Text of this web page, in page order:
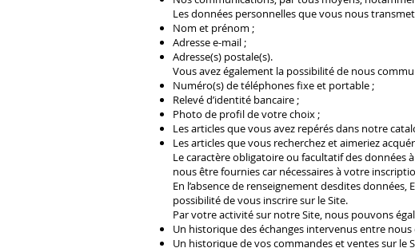
Les données personnelles que vous nous
Nom et prénom ;
Adresse e-mail ;
Adresse(s) postale(s).
Vous avez également la possibilité de nous
Numéro(s) de téléphones fixe et portable ;
Relevé d’identité bancaire ;
Photo de profil de votre choix ;
Les articles que vous avez repérés dans notre
Les articles que vous recherchez et aimeriez
Le caractère obligatoire ou facultatif des données
nous être fournies car nécessaires à votre
En l’absence de renseignement desdites
possibilité de vous inscrire sur le Site.
Par votre activité sur notre Site, nous pouvons
Un historique des échanges intervenus entre nous
Un historique de vos commandes et ventes sur le